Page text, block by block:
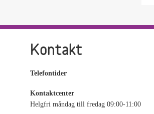
Kontakt
Telefontider
Kontaktcenter
Helgfri måndag till fredag 09:00-11:00